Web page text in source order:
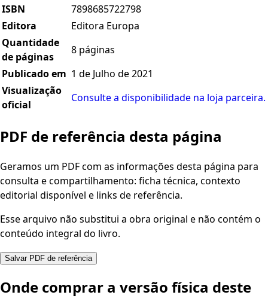
ISBN
7898685722798
Editora
Editora Europa
Quantidade
de páginas
8 páginas
Publicado em 1 de Julho de 2021
Visualização
oficial
Consulte a disponibilidade na loja parceira.
PDF de referência desta página
Geramos um PDF com as informações desta página para
consulta e compartilhamento: ficha técnica, contexto
editorial disponível e links de referência.
Esse arquivo não substitui a obra original e não contém o
conteúdo integral do livro.
Salvar PDF de referência
Onde comprar a versão física deste